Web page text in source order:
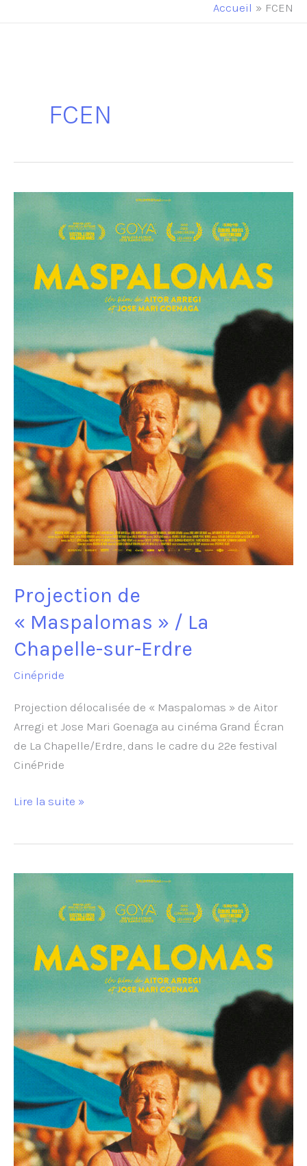
principalAccueil FCEN
FCEN
Projection de
« Maspalomas » / La
Chapelle-sur-Erdre
Cinépride
Projection délocalisée de « Maspalomas » de Aitor
Arregi et Jose Mari Goenaga au cinéma Grand Écran
de La Chapelle/Erdre, dans le cadre du 22e festival
CinéPride
Projection
La
Lire la suite »